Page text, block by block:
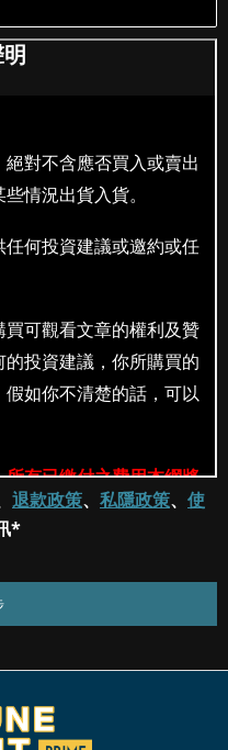
退款政策、 私隱政策、 使
*